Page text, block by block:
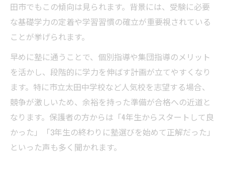
田市でもこの傾向は見られます。背景には、受験に必要
な基礎学力の定着や学習習慣の確立が重要視されている
ことが挙げられます。
早めに塾に通うことで、個別指導や集団指導のメリット
を活かし、段階的に学力を伸ばす計画が立てやすくなり
ます。特に市立太田中学校など人気校を志望する場合、
競争が激しいため、余裕を持った準備が合格への近道と
なります。保護者の方からは「4年生からスタートして良
かった」「3年生の終わりに塾選びを始めて正解だった」
といった声も多く聞かれます。